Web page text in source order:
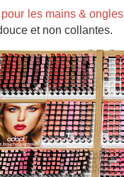
les mains & ongles
et non collantes.